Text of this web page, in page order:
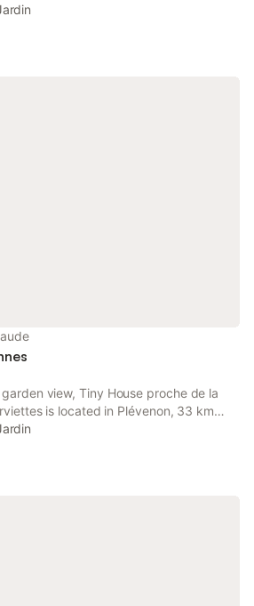
le Goff, as well as 16 km from Saint-
view, Tiny House proche de la
is located in Plévenon, 33 km
34 km from Marina Dinard. This
a terrace and free private parking.